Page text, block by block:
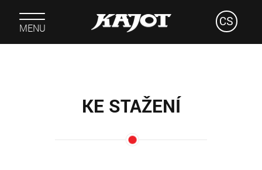
MENU CS
KE STAŽENÍ